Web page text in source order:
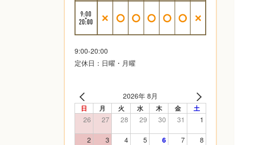
9:00-20:00
定休日：日曜・月曜
2026年 8月
日 月 火 水 木 金 土
26 27 28 29 30 31 1
2 3 4 5 6 7 8